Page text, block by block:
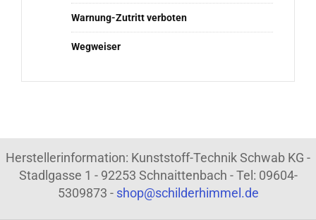
Warnung-Zutritt verboten
Wegweiser
Herstellerinformation: Kunststoff-Technik Schwab KG -
Stadlgasse 1 - 92253 Schnaittenbach - Tel: 09604-
5309873 - shop@schilderhimmel.de